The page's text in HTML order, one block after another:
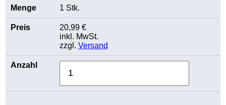
1 Stk.
20,99 €
inkl. MwSt.
zzgl. Versand